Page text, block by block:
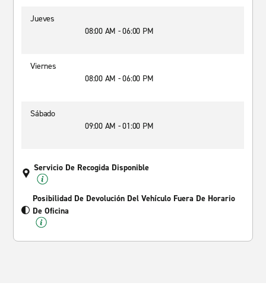
Jueves
08:00 AM - 06:00 PM
Viernes
08:00 AM - 06:00 PM
Sábado
09:00 AM - 01:00 PM
Servicio De Recogida Disponible
Posibilidad De Devolución Del Vehículo Fuera De Horario
De Oficina